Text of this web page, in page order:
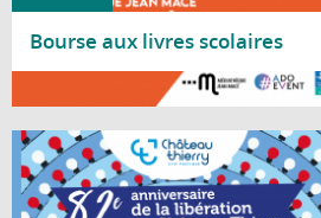
Bourse aux livres scolaires
Lire la suite
La Ville de Château-Thierry vous convie à
la cérémonie patriotique le 29 août
2026 commémorant le 82e anniversaire de